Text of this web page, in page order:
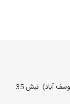
تهران – خیابان سید جمال الدین اسدآبادی (یوسف آباد) -نبش 35